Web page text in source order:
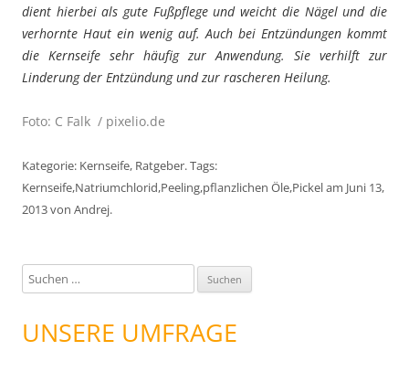
dient hierbei als gute Fußpflege und weicht die Nägel und die
verhornte Haut ein wenig auf. Auch bei Entzündungen kommt
die Kernseife sehr häufig zur Anwendung. Sie verhilft zur
Linderung der Entzündung und zur rascheren Heilung.
Foto: C Falk / pixelio.de
Kategorie: Kernseife, Ratgeber. Tags:
Kernseife,Natriumchlorid,Peeling,pflanzlichen Öle,Pickelam Juni 13,
2013von Andrej.
u
h
UNSERE UMFRAGE